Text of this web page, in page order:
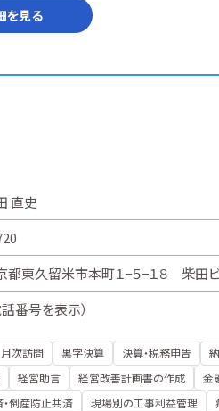
を見る
直史
都東久留米市本町１−５−１８ 柴田ビ
番号を表示）
月次訪問 黒字決算 決算・税務申告
経営助言 経営改善計画書の作成
金
倒産防止共済 現場別の工事利益管理